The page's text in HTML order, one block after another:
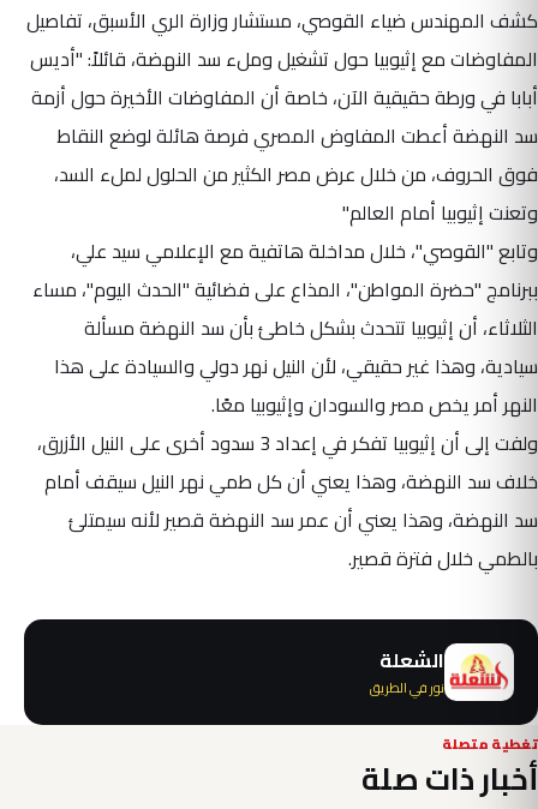
كشف المهندس ضياء القوصي، مستشار وزارة الري الأسبق، تفاصيل
المفاوضات مع إثيوبيا حول تشغيل وملء سد النهضة، قائلاً: "أديس
أبابا في ورطة حقيقية الآن، خاصة أن المفاوضات الأخيرة حول أزمة
سد النهضة أعطت المفاوض المصري فرصة هائلة لوضع النقاط
فوق الحروف، من خلال عرض مصر الكثير من الحلول لملء السد،
وتعنت إثيوبيا أمام العالم"
وتابع "القوصي"، خلال مداخلة هاتفية مع الإعلامي سيد علي،
ببرنامج "حضرة المواطن"، المذاع على فضائية "الحدث اليوم"، مساء
الثلاثاء، أن إثيوبيا تتحدث بشكل خاطئ بأن سد النهضة مسألة
سيادية، وهذا غير حقيقي، لأن النيل نهر دولي والسيادة على هذا
النهر أمر يخص مصر والسودان وإثيوبيا معًا.
ولفت إلى أن إثيوبيا تفكر في إعداد 3 سدود أخرى على النيل الأزرق،
خلاف سد النهضة، وهذا يعني أن كل طمي نهر النيل سيقف أمام
سد النهضة، وهذا يعني أن عمر سد النهضة قصير لأنه سيمتلئ
بالطمي خلال فترة قصير.
الشعلة
نور في الطريق
تغطية متصلة
أخبار ذات صلة